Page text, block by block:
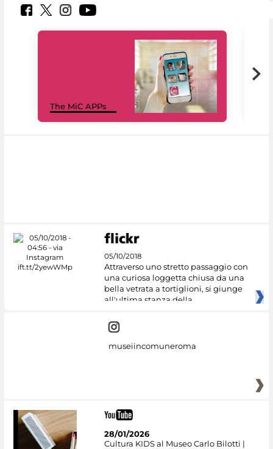
The MiC APPs
05/10/2018
Attraverso uno stretto passaggio con
una curiosa loggetta chiusa da una
bella vetrata a tortiglioni, si giunge
all'ultima stanza della
museiincomuneroma
28/01/2026
Cultura KIDS al Museo Carlo Bilotti |